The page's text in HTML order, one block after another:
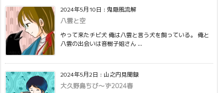
2024年5月10日 : 鬼隠風流解
八雲と空
やって来たチビ犬 俺は八雲と言う犬を飼っている。 俺と
八雲の出会いは音樹子姐さん ...
2024年5月2日 : 山之内見聞録
大久野島ちび〜ず2024春